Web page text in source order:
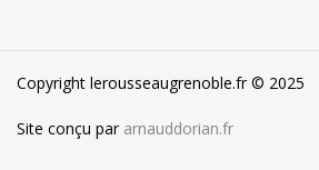
Copyright lerousseaugrenoble.fr © 2025
Site conçu par arnauddorian.fr